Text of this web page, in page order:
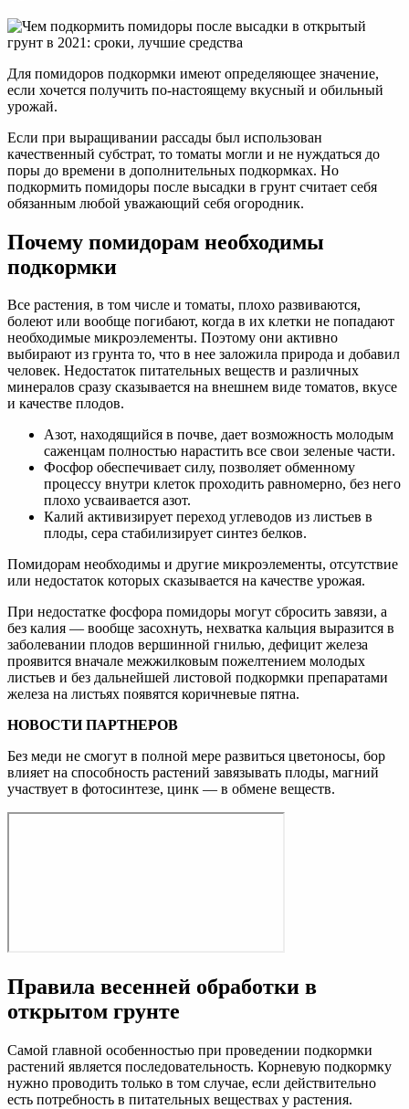
чем
подкормить
после
высадки
Для помидоров подкормки имеют определяющее значение,
если хочется получить по-настоящему вкусный и обильный
урожай.
Если при выращивании рассады был использован
качественный субстрат, то томаты могли и не нуждаться до
поры до времени в дополнительных подкормках. Но
подкормить помидоры после высадки в грунт считает себя
обязанным любой уважающий себя огородник.
Почему помидорам необходимы
подкормки
Все растения, в том числе и томаты, плохо развиваются,
болеют или вообще погибают, когда в их клетки не попадают
необходимые микроэлементы. Поэтому они активно
выбирают из грунта то, что в нее заложила природа и добавил
человек. Недостаток питательных веществ и различных
минералов сразу сказывается на внешнем виде томатов, вкусе
и качестве плодов.
Азот, находящийся в почве, дает возможность молодым
саженцам полностью нарастить все свои зеленые части.
Фосфор обеспечивает силу, позволяет обменному
процессу внутри клеток проходить равномерно, без него
плохо усваивается азот.
Калий активизирует переход углеводов из листьев в
плоды, сера стабилизирует синтез белков.
Помидорам необходимы и другие микроэлементы, отсутствие
или недостаток которых сказывается на качестве урожая.
При недостатке фосфора помидоры могут сбросить завязи, а
без калия — вообще засохнуть, нехватка кальция выразится в
заболевании плодов вершинной гнилью, дефицит железа
проявится вначале межжилковым пожелтением молодых
листьев и без дальнейшей листовой подкормки препаратами
железа на листьях появятся коричневые пятна.
НОВОСТИ ПАРТНЕРОВ
Без меди не смогут в полной мере развиться цветоносы, бор
влияет на способность растений завязывать плоды, магний
участвует в фотосинтезе, цинк — в обмене веществ.
Правила весенней обработки в
открытом грунте
Самой главной особенностью при проведении подкормки
растений является последовательность. Корневую подкормку
нужно проводить только в том случае, если действительно
есть потребность в питательных веществах у растения.